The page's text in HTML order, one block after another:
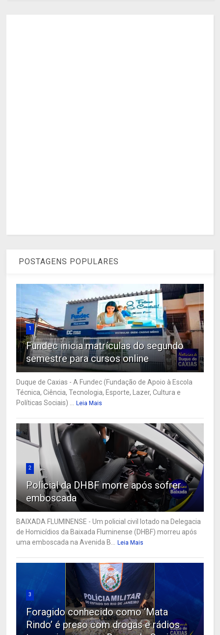
POSTAGENS POPULARES
1
Fundec inicia matrículas do segundo
semestre para cursos online
Duque de Caxias - A Fundec (Fundação de Apoio à Escola
Técnica, Ciência, Tecnologia, Esporte, Lazer, Cultura e
Políticas Sociais) ...
Leia Mais
2
Policial da DHBF morre após sofrer
emboscada
BAIXADA FLUMINENSE - Um policial civil lotado na Delegacia
de Homicídios da Baixada Fluminense (DHBF) morreu após
uma emboscada na Avenida B...
Leia Mais
3
Foragido conhecido como ‘Mata
Rindo’ é preso com drogas e rádios